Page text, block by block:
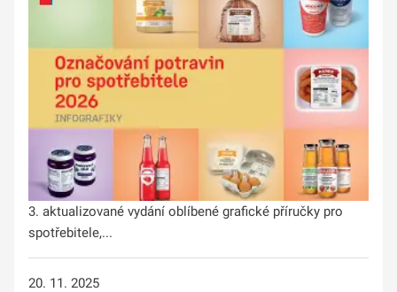
3. aktualizované vydání oblíbené grafické příručky pro
spotřebitele,...
20. 11. 2025